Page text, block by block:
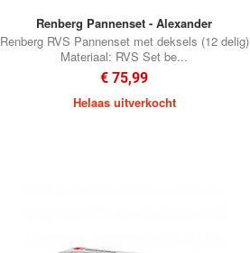
Renberg Pannenset - Alexander
Renberg RVS Pannenset met deksels (12 delig)
Materiaal: RVS Set be...
€ 75,99
Helaas uitverkocht